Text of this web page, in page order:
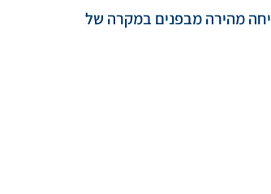
מהירה מבפנים במקרה של